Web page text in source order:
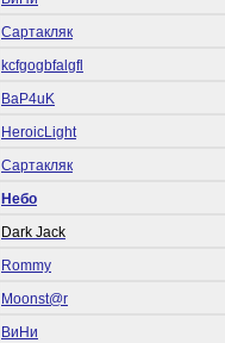
Сартакляк
kcfgogbfalgfl
BaP4uK
HeroicLight
Сартакляк
Небо
Dark Jack
Rommy
Mооnst@r
ВиНи